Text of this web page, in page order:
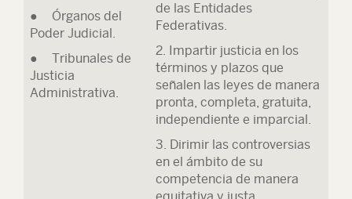
● Órganos del
Poder Judicial.
● Tribunales de
Justicia
Administrativa.
de las Entidades
Federativas.
2. Impartir justicia en los
términos y plazos que
señalen las leyes de manera
pronta, completa, gratuita,
independiente e imparcial.
3. Dirimir las controversias
en el ámbito de su
competencia de manera